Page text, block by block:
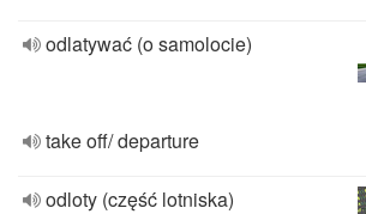
odlatywać (o samolocie)
take off/ departure
odloty (część lotniska)